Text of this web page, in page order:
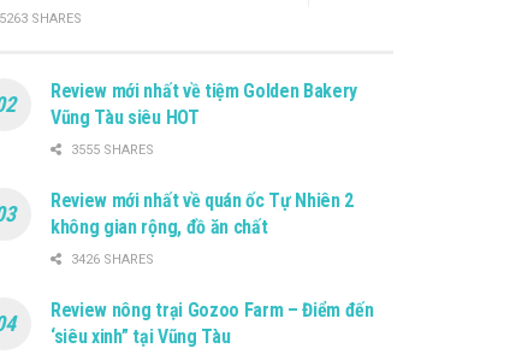
5263 SHARES
Review mới nhất về tiệm Golden Bakery
Vũng Tàu siêu HOT
3555 SHARES
Review mới nhất về quán ốc Tự Nhiên 2
không gian rộng, đồ ăn chất
3426 SHARES
Review nông trại Gozoo Farm – Điểm đến
‘siêu xinh” tại Vũng Tàu